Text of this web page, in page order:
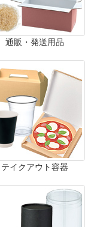
通販・発送用品
テイクアウト容器